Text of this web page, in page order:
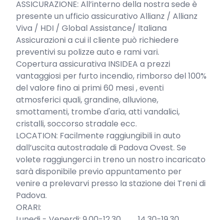
ASSICURAZIONE: All’interno della nostra sede è
presente un ufficio assicurativo Allianz / Allianz
Viva / HDI / Global Assistance/ Italiana
Assicurazioni a cui il cliente può richiedere
preventivi su polizze auto e rami vari.
Copertura assicurativa INSIDEA a prezzi
vantaggiosi per furto incendio, rimborso del 100%
del valore fino ai primi 60 mesi , eventi
atmosferici quali, grandine, alluvione,
smottamenti, trombe d'aria, atti vandalici,
cristalli, soccorso stradale ecc.
LOCATION: Facilmente raggiungibili in auto
dall’uscita autostradale di Padova Ovest. Se
volete raggiungerci in treno un nostro incaricato
sarà disponibile previo appuntamento per
venire a prelevarvi presso la stazione dei Treni di
Padova.
ORARI: